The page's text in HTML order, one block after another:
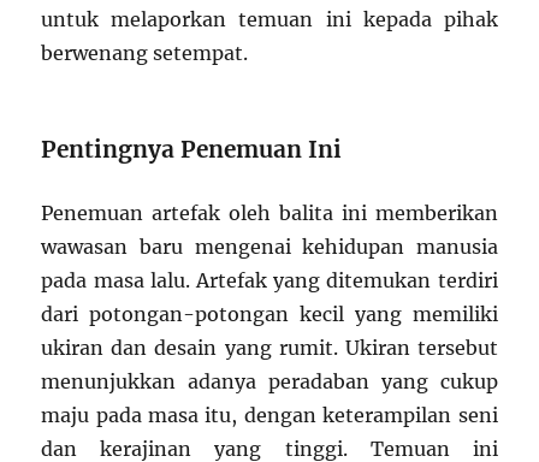
untuk melaporkan temuan ini kepada pihak
berwenang setempat.
Pentingnya Penemuan Ini
Penemuan artefak oleh balita ini memberikan
wawasan baru mengenai kehidupan manusia
pada masa lalu. Artefak yang ditemukan terdiri
dari potongan-potongan kecil yang memiliki
ukiran dan desain yang rumit. Ukiran tersebut
menunjukkan adanya peradaban yang cukup
maju pada masa itu, dengan keterampilan seni
dan kerajinan yang tinggi. Temuan ini